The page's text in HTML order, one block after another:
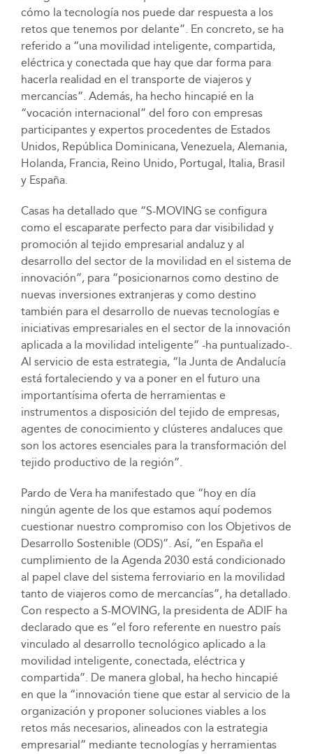
cómo la tecnología nos puede dar respuesta a los
retos que tenemos por delante”. En concreto, se ha
referido a “una movilidad inteligente, compartida,
eléctrica y conectada que hay que dar forma para
hacerla realidad en el transporte de viajeros y
mercancías”. Además, ha hecho hincapié en la
“vocación internacional” del foro con empresas
participantes y expertos procedentes de Estados
Unidos, República Dominicana, Venezuela, Alemania,
Holanda, Francia, Reino Unido, Portugal, Italia, Brasil
y España.
Casas ha detallado que “S-MOVING se configura
como el escaparate perfecto para dar visibilidad y
promoción al tejido empresarial andaluz y al
desarrollo del sector de la movilidad en el sistema de
innovación”, para “posicionarnos como destino de
nuevas inversiones extranjeras y como destino
también para el desarrollo de nuevas tecnologías e
iniciativas empresariales en el sector de la innovación
aplicada a la movilidad inteligente” -ha puntualizado-.
Al servicio de esta estrategia, “la Junta de Andalucía
está fortaleciendo y va a poner en el futuro una
importantísima oferta de herramientas e
instrumentos a disposición del tejido de empresas,
agentes de conocimiento y clústeres andaluces que
son los actores esenciales para la transformación del
tejido productivo de la región”.
Pardo de Vera ha manifestado que “hoy en día
ningún agente de los que estamos aquí podemos
cuestionar nuestro compromiso con los Objetivos de
Desarrollo Sostenible (ODS)”. Así, “en España el
cumplimiento de la Agenda 2030 está condicionado
al papel clave del sistema ferroviario en la movilidad
tanto de viajeros como de mercancías”, ha detallado.
Con respecto a S-MOVING, la presidenta de ADIF ha
declarado que es “el foro referente en nuestro país
vinculado al desarrollo tecnológico aplicado a la
movilidad inteligente, conectada, eléctrica y
compartida”. De manera global, ha hecho hincapié
en que la “innovación tiene que estar al servicio de la
organización y proponer soluciones viables a los
retos más necesarios, alineados con la estrategia
empresarial” mediante tecnologías y herramientas